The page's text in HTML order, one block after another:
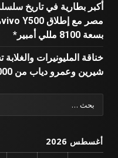
بسعة 8100 مللي أمبير*
خناقة المليونيرات
شيرين وعمرو دياب من 1000 جنيه إلى نصف مليون
عن:
أغسطس 2026